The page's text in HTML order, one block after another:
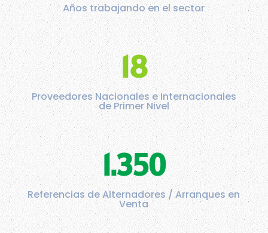
Años trabajando en el sector
18
Proveedores Nacionales e Internacionales
de Primer Nivel
1.350
Referencias de Alternadores / Arranques en
Venta